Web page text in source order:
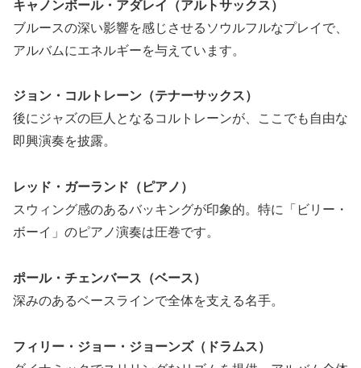
キャノンボール・アダレイ（アルトサックス）
ブルースの深い影響を感じさせるソウルフルなプレイで、
アルバムにエネルギーを与えています。
ジョン・コルトレーン（テナーサックス）
後にジャズの巨人となるコルトレーンが、ここでも自由な
即興演奏を披露。
レッド・ガーランド（ピアノ）
スウィング感のあるバッキングが印象的。特に「ビリー・
ボーイ」のピアノ演奏は圧巻です。
ポール・チェンバース（ベース）
深みのあるベースラインで全体を支える名手。
フィリー・ジョー・ジョーンズ（ドラムス）